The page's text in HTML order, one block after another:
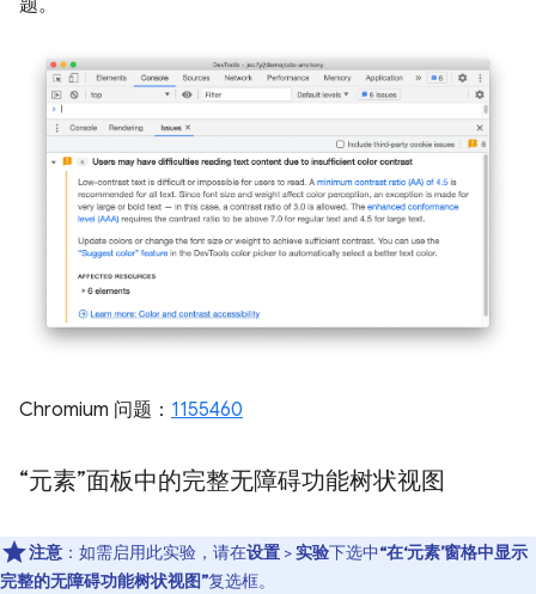
Chromium 问题： 1155460
“元素”面板中的完整无障碍功能树状视图
注意 ：如需启用此实验，请在设置 >实验下选中“在‘元素’窗格中显示
完整的无障碍功能树状视图”复选框。